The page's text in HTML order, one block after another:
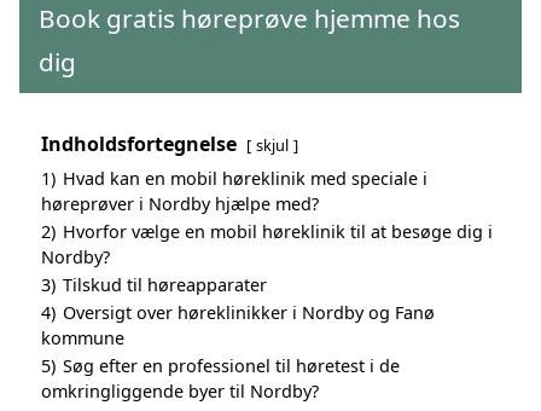
Book gratis høreprøve hjemme hos
dig
Indholdsfortegnelse skjul
1) Hvad kan en mobil høreklinik med speciale i
høreprøver i Nordby hjælpe med?
2) Hvorfor vælge en mobil høreklinik til at besøge dig i
Nordby?
3) Tilskud til høreapparater
4) Oversigt over høreklinikker i Nordby og Fanø
kommune
5) Søg efter en professionel til høretest i de
omkringliggende byer til Nordby?